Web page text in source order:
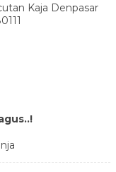
Kaja Denpasar